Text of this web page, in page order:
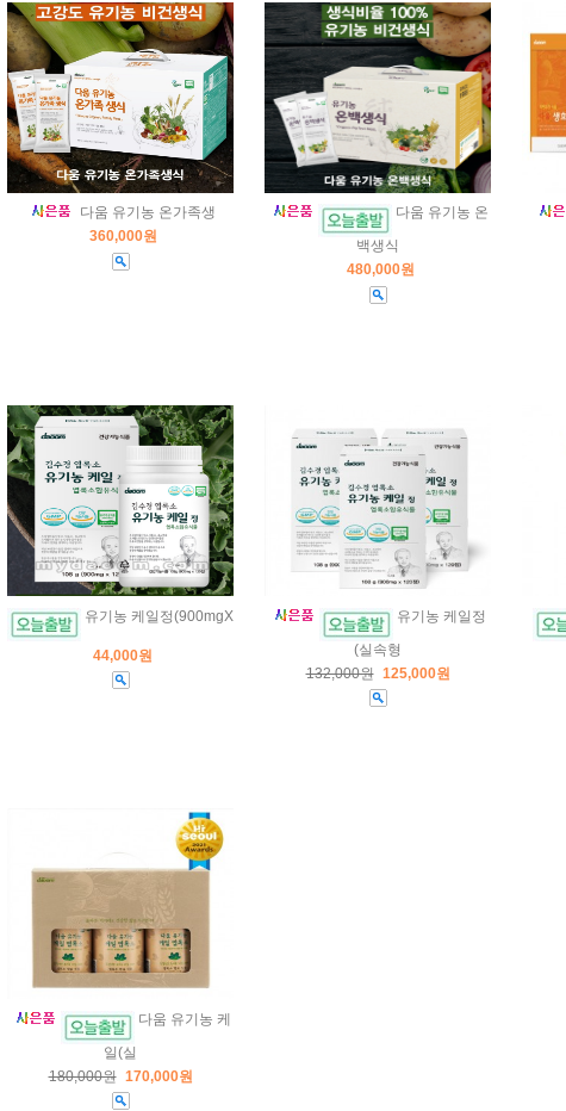
다움 유기농 온가족생
360,000원
다움 유기농 온
백생식
480,000원
유기농 케일정(900mgX
44,000원
유기농 케일정
(실속형
132,000원 125,000원
다움 유기농 케
일(실
180,000원 170,000원